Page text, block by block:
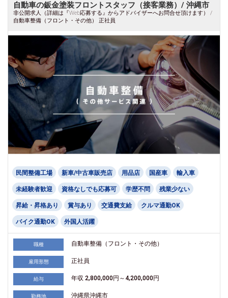
自動車の鈑金塗装フロントスタッフ（接客業務）/ 沖縄市
非公開求人（詳細は『Web応募する』からアドバイザーへお問合せ頂けます） /
自動車整備（フロント・その他） 正社員
民間整備工場 新車/中古車販売店 用品店 国産車 輸入車
未経験者歓迎 資格なしでも応募可 学歴不問 残業少ない
昇給・昇格あり 賞与あり 交通費支給 クルマ通勤OK
バイク通勤OK 外国人活躍
職種 自動車整備（フロント・その他）
雇用形態 正社員
給与 年収 2,800,000円～4,200,000円
勤務地 沖縄県沖縄市